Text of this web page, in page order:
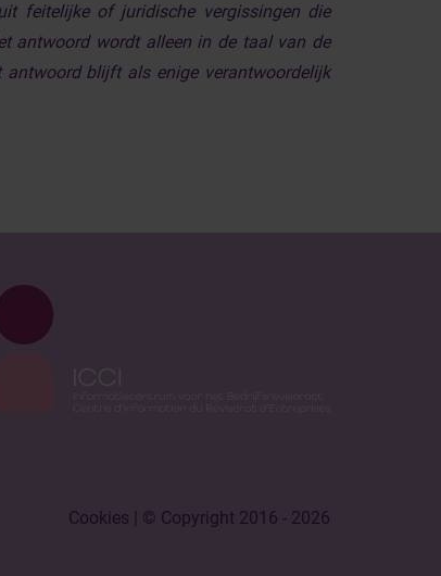
feitelijke of juridische vergissingen die
antwoord wordt alleen in de taal van de
antwoord blijft als enige verantwoordelijk
Cookies | © Copyright 2016 - 2026